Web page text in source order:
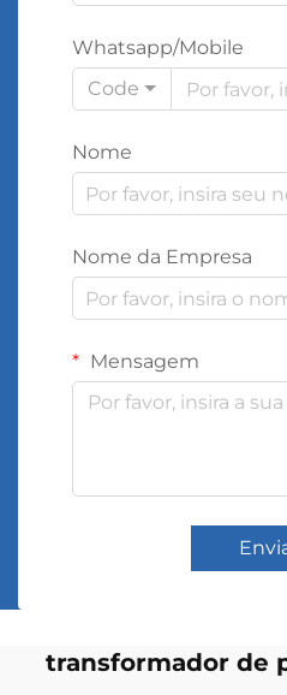
Whatsapp/Mobile
Code
Nome
Nome da Empresa
Mensagem
transformador de